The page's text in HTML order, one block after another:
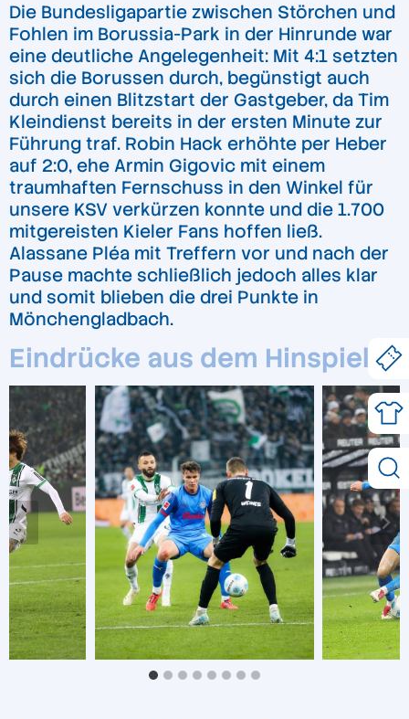
Die Bundesligapartie zwischen Störchen und
Fohlen im Borussia-Park in der Hinrunde war
eine deutliche Angelegenheit: Mit 4:1 setzten
sich die Borussen durch, begünstigt auch
durch einen Blitzstart der Gastgeber, da Tim
Kleindienst bereits in der ersten Minute zur
Führung traf. Robin Hack erhöhte per Heber
auf 2:0, ehe Armin Gigovic mit einem
traumhaften Fernschuss in den Winkel für
unsere KSV verkürzen konnte und die 1.700
mitgereisten Kieler Fans hoffen ließ.
Alassane Pléa mit Treffern vor und nach der
Pause machte schließlich jedoch alles klar
und somit blieben die drei Punkte in
Mönchengladbach.
Eindrücke aus dem Hinspiel